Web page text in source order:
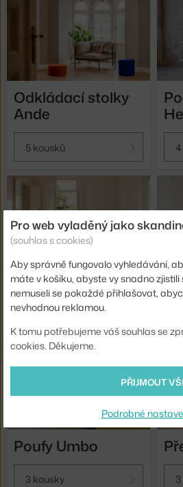
Odkládací stolky
Ande
5 kousků
Poufy Folk
24 kousků
Poufy Umbo
3 kousky
Pro web vyladěný jako
(souhlas s cookies)
Aby správně fungovalo vyhledávání,
máte v košíku, abyste vy snadno
nemuseli se pokaždé přihlašovat,
nevhodnou reklamou.
K tomu potřebujeme váš souhlas se
cookies. Děkujeme.
PŘIJMOUT
Podrobné